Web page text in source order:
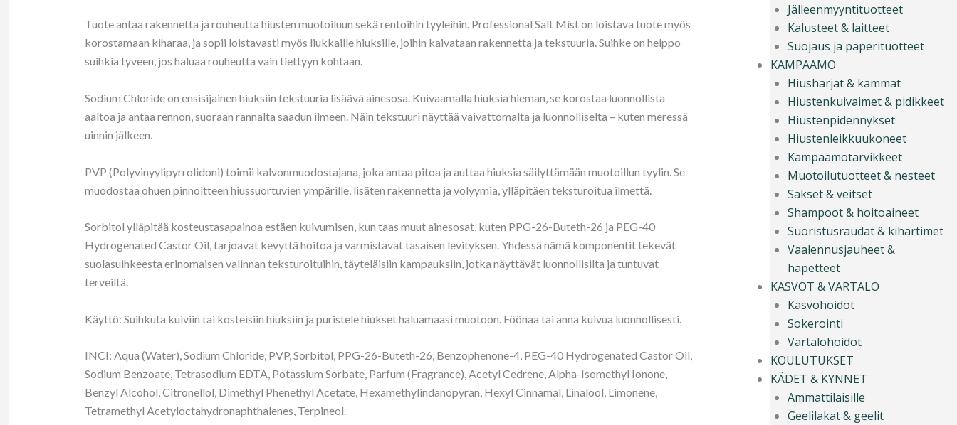
Tuote antaa rakennetta ja rouheutta hiusten muotoiluun sekä rentoihin tyyleihin. Professional Salt Mist on loistava tuote myös
korostamaan kiharaa, ja sopii loistavasti myös liukkaille hiuksille, joihin kaivataan rakennetta ja tekstuuria. Suihke on helppo
suihkia tyveen, jos haluaa rouheutta vain tiettyyn kohtaan.
Sodium Chloride on ensisijainen hiuksiin tekstuuria lisäävä ainesosa. Kuivaamalla hiuksia hieman, se korostaa luonnollista
aaltoa ja antaa rennon, suoraan rannalta saadun ilmeen. Näin tekstuuri näyttää vaivattomalta ja luonnolliselta – kuten meressä
uinnin jälkeen.
PVP (Polyvinyylipyrrolidoni) toimii kalvonmuodostajana, joka antaa pitoa ja auttaa hiuksia säilyttämään muotoillun tyylin. Se
muodostaa ohuen pinnoitteen hiussuortuvien ympärille, lisäten rakennetta ja volyymia, ylläpitäen teksturoitua ilmettä.
Sorbitol ylläpitää kosteustasapainoa estäen kuivumisen, kun taas muut ainesosat, kuten PPG-26-Buteth-26 ja PEG-40
Hydrogenated Castor Oil, tarjoavat kevyttä hoitoa ja varmistavat tasaisen levityksen. Yhdessä nämä komponentit tekevät
suolasuihkeesta erinomaisen valinnan teksturoituihin, täyteläisiin kampauksiin, jotka näyttävät luonnollisilta ja tuntuvat
terveiltä.
Käyttö: Suihkuta kuiviin tai kosteisiin hiuksiin ja puristele hiukset haluamaasi muotoon. Föönaa tai anna kuivua luonnollisesti.
INCI: Aqua (Water), Sodium Chloride, PVP, Sorbitol, PPG-26-Buteth-26, Benzophenone-4, PEG-40 Hydrogenated Castor Oil,
Sodium Benzoate, Tetrasodium EDTA, Potassium Sorbate, Parfum (Fragrance), Acetyl Cedrene, Alpha-Isomethyl Ionone,
Benzyl Alcohol, Citronellol, Dimethyl Phenethyl Acetate, Hexamethylindanopyran, Hexyl Cinnamal, Linalool, Limonene,
Tetramethyl Acetyloctahydronaphthalenes, Terpineol.
Jälleenmyyntituotteet
Kalusteet & laitteet
Suojaus ja paperituotteet
KAMPAAMO
Hiusharjat & kammat
Hiustenkuivaimet & pidikkeet
Hiustenpidennykset
Hiustenleikkuukoneet
Kampaamotarvikkeet
Muotoilutuotteet & nesteet
Sakset & veitset
Shampoot & hoitoaineet
Suoristusraudat & kihartimet
Vaalennusjauheet &
hapetteet
KASVOT & VARTALO
Kasvohoidot
Sokerointi
Vartalohoidot
KOULUTUKSET
KÄDET & KYNNET
Ammattilaisille
Geelilakat & geelit